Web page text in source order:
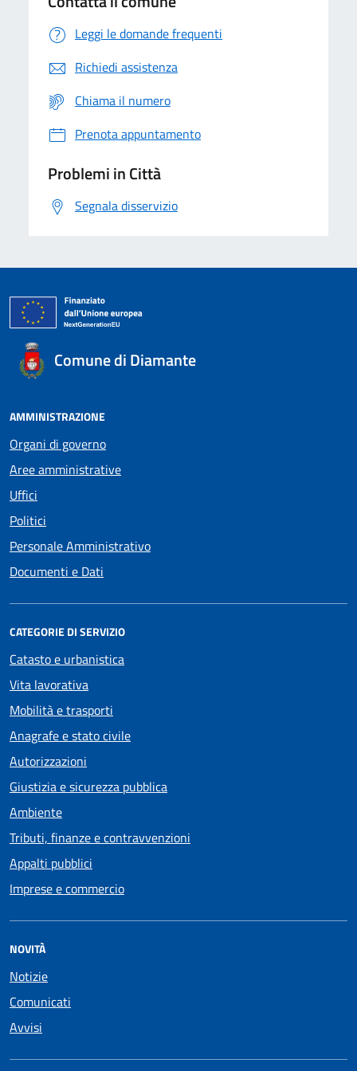
Leggi le domande frequenti
Richiedi assistenza
Chiama il numero
Prenota appuntamento
Problemi in Città
Segnala disservizio
Comune di Diamante
AMMINISTRAZIONE
Organi di governo
Aree amministrative
Uffici
Politici
Personale Amministrativo
Documenti e Dati
CATEGORIE DI SERVIZIO
Catasto e urbanistica
Vita lavorativa
Mobilità e trasporti
Anagrafe e stato civile
Autorizzazioni
Giustizia e sicurezza pubblica
Ambiente
Tributi, finanze e contravvenzioni
Appalti pubblici
Imprese e commercio
NOVITÀ
Notizie
Comunicati
Avvisi